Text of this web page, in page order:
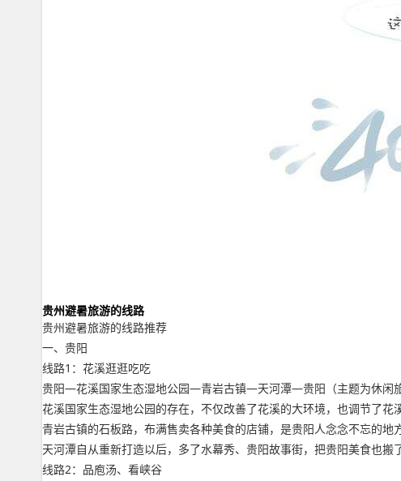
贵州避暑旅游的线路
贵州避暑旅游的线路推荐
一、贵阳
线路1：花溪逛逛吃吃
贵阳—花溪国家生态湿地公园—青岩古镇—天河潭—贵阳（主题为休闲旅
花溪国家生态湿地公园的存在，不仅改善了花溪的大环境，也调节了
青岩古镇的石板路，布满售卖各种美食的店铺，是贵阳人念念不忘的地
天河潭自从重新打造以后，多了水幕秀、贵阳故事街，把贵阳美食也搬
线路2：品庖汤、看峡谷